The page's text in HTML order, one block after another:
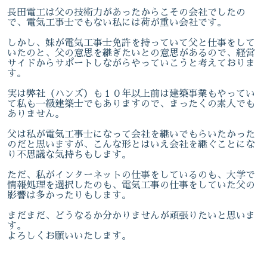
長田電工は父の技術力があったからこその会社でしたの
で、電気工事士でもない私には荷が重い会社です。
しかし、妹が電気工事士免許を持っていて父と仕事をして
いたのと、父の意思を継ぎたいとの意思があるので、経営
サイドからサポートしながらやっていこうと考えておりま
す。
実は弊社（ハンズ）も１０年以上前は建築事業もやってい
て私も一級建築士でもありますので、まったくの素人でも
ありません。
父は私が電気工事士になって会社を継いでもらいたかった
のだと思いますが、こんな形とはいえ会社を継ぐことにな
り不思議な気持ちもします。
ただ、私がインターネットの仕事をしているのも、大学で
情報処理を選択したのも、電気工事の仕事をしていた父の
影響は多かったりもします。
まだまだ、どうなるか分かりませんが頑張りたいと思いま
す。
よろしくお願いいたします。